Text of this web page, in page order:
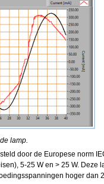
lamp.
door de Europese norm
5-25 W en > 25 W. Deze
hoger dan